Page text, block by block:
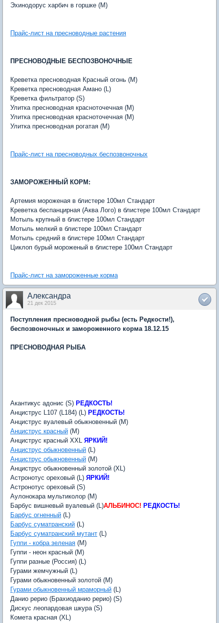
Эхинодорус харбич в горшке (M)
Прайс-лист на пресноводные растения
ПРЕСНОВОДНЫЕ БЕСПОЗВОНОЧНЫЕ
Креветка пресноводная Красный огонь (M)
Креветка пресноводная Амано (L)
Креветка фильтратор (S)
Улитка пресноводная красноточечная (M)
Улитка пресноводная красноточечная (M)
Улитка пресноводная рогатая (M)
Прайс-лист на пресноводных беспозвоночных
ЗАМОРОЖЕННЫЙ КОРМ:
Артемия мороженая в блистере 100мл Стандарт
Креветка беспанцирная (Аква Лого) в блистере 100мл Стандарт
Мотыль крупный в блистере 100мл Стандарт
Мотыль мелкий в блистере 100мл Стандарт
Мотыль средний в блистере 100мл Стандарт
Циклоп бурый мороженый в блистере 100мл Стандарт
Прайс-лист на замороженные корма
Александра
21 дек 2015
Поступления пресноводной рыбы (есть Редкости!),
беспозвоночных и замороженного корма 18.12.15
ПРЕСНОВОДНАЯ РЫБА
Акантикус адонис (S) РЕДКОСТЬ!
Анциструс L107 (L184) (L) РЕДКОСТЬ!
Анциструс вуалевый обыкновенный (M)
Анциструс красный (M)
Анциструс красный XXL ЯРКИЙ!
Анциструс обыкновенный (L)
Анциструс обыкновенный (M)
Анциструс обыкновенный золотой (XL)
Астронотус ореховый (L) ЯРКИЙ!
Астронотус ореховый (S)
Аулонокара мультиколор (M)
Барбус вишневый вуалевый (L)АЛЬБИНОС! РЕДКОСТЬ!
Барбус огненный (L)
Барбус суматранский (L)
Барбус суматранский мутант (L)
Гуппи - кобра зеленая (M)
Гуппи - неон красный (M)
Гуппи разные (Россия) (L)
Гурами жемчужный (L)
Гурами обыкновенный золотой (M)
Гурами обыкновенный мраморный (L)
Данио рерио (Брахиоданио рерио) (S)
Дискус леопардовая шкура (S)
Комета красная (XL)